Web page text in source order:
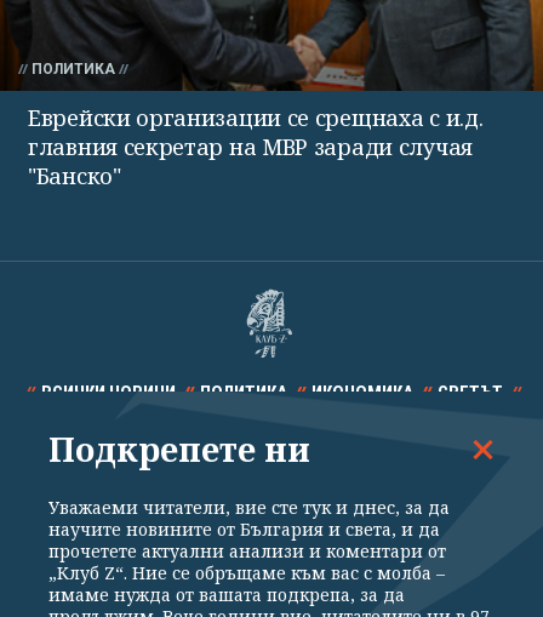
ПОЛИТИКА
Еврейски организации се срещнаха с и.д.
главния секретар на МВР заради случая
"Банско"
ВСИЧКИ НОВИНИ ПОЛИТИКА ИКОНОМИКА СВЕТЪТ
СПОРТ КУЛТУРА ТЕХНОЛОГИИ КАЛЕЙДОСКОП
Подкрепете ни
Уважаеми читатели, вие сте тук и днес, за да
научите новините от България и света, и да
прочетете актуални анализи и коментари от
„Клуб Z“. Ние се обръщаме към вас с молба –
имаме нужда от вашата подкрепа, за да